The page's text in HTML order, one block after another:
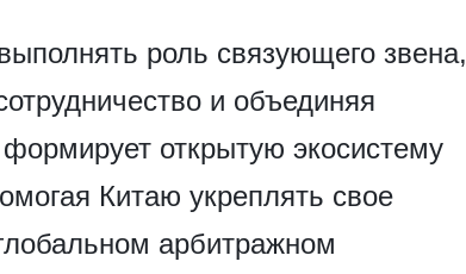
роль связующего звена,
и объединяя
открытую экосистему
Китаю укреплять свое
арбитражном